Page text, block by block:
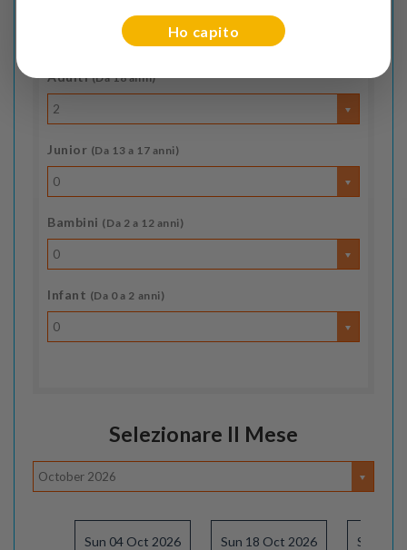
Indica il numero dei passeggeri
Adulti(Da 18 anni)
2
Junior (Da 13 a 17 anni)
0
Bambini (Da 2 a 12 anni)
0
Infant (Da 0 a 2 anni)
0
Selezionare Il Mese
October 2026
Sun 04 Oct 2026 Sun 18 Oct 2026 Sun 22
Ho capito